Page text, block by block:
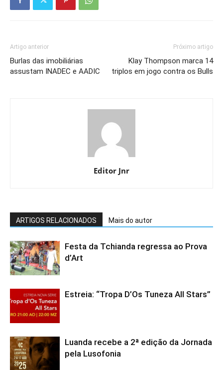
Artigo anterior
Burlas das imobiliárias
assustam INADEC e AADIC
Próximo artigo
Klay Thompson marca 14
triplos em jogo contra os Bulls
Editor Jnr
ARTIGOS RELACIONADOS Mais do autor
Festa da Tchianda regressa ao Prova
d’Art
Estreia: “Tropa D’Os Tuneza All Stars”
Luanda recebe a 2ª edição da Jornada
pela Lusofonia